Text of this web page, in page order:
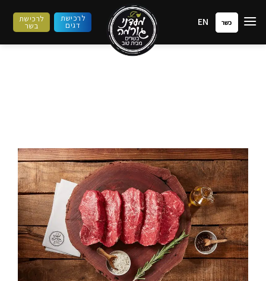
לתוכן
כשר EN לרכישת
דגים
לרכישת
בשר